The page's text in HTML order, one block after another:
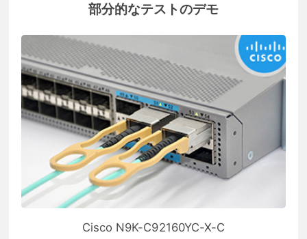
部分的なテストのデモ
Cisco N9K-C92160YC-X-C